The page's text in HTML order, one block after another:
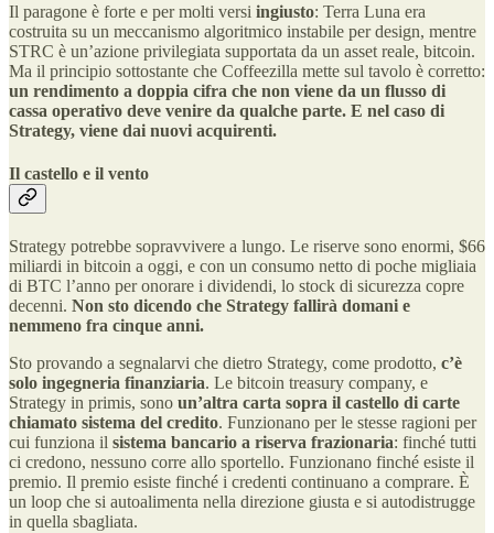
Il paragone è forte e per molti versi ingiusto: Terra Luna era
costruita su un meccanismo algoritmico instabile per design, mentre
STRC è un’azione privilegiata supportata da un asset reale, bitcoin.
Ma il principio sottostante che Coffeezilla mette sul tavolo è corretto:
un rendimento a doppia cifra che non viene da un flusso di
cassa operativo deve venire da qualche parte. E nel caso di
Strategy, viene dai nuovi acquirenti.
Il castello e il vento
Strategy potrebbe sopravvivere a lungo. Le riserve sono enormi, $66
miliardi in bitcoin a oggi, e con un consumo netto di poche migliaia
di BTC l’anno per onorare i dividendi, lo stock di sicurezza copre
decenni. Non sto dicendo che Strategy fallirà domani e
nemmeno fra cinque anni.
Sto provando a segnalarvi che dietro Strategy, come prodotto, c’è
solo ingegneria finanziaria. Le bitcoin treasury company, e
Strategy in primis, sono un’altra carta sopra il castello di carte
chiamato sistema del credito. Funzionano per le stesse ragioni per
cui funziona il sistema bancario a riserva frazionaria: finché tutti
ci credono, nessuno corre allo sportello. Funzionano finché esiste il
premio. Il premio esiste finché i credenti continuano a comprare. È
un loop che si autoalimenta nella direzione giusta e si autodistrugge
in quella sbagliata.